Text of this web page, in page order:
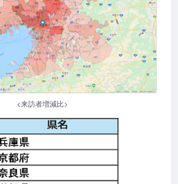
<来訪者増減比>